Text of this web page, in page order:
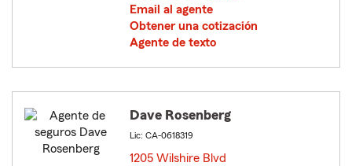
Email al agente
Obtener una cotización
Agente de texto
Dave Rosenberg
Lic: CA-0618319
1205 Wilshire Blvd